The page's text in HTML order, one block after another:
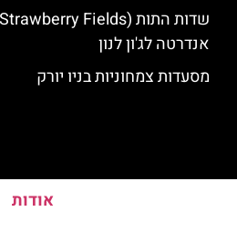
אנדרטה לג'ון לנון
מסעדות צמחוניות בניו יורק
אודות